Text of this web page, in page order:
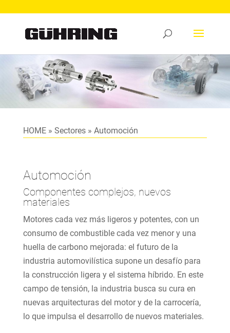
HOME» Sectores» Automoción
Automoción
Componentes complejos, nuevos
materiales
Motores cada vez más ligeros y potentes, con un
consumo de combustible cada vez menor y una
huella de carbono mejorada: el futuro de la
industria automovilística supone un desafío para
la construcción ligera y el sistema híbrido. En este
campo de tensión, la industria busca su cura en
nuevas arquitecturas del motor y de la carrocería,
lo que impulsa el desarrollo de nuevos materiales.